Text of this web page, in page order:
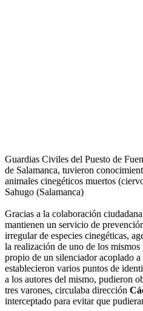
Guardias Civiles del Puesto de
de Salamanca, tuvieron
animales cinegéticos muertos
Sahugo (Salamanca)
Gracias a la colaboración
mantienen un servicio de
irregular de especies cinegéticas,
la realización de uno de los
propio de un silenciador acoplado
establecieron varios puntos de
a los autores del mismo, pudieron
tres varones, circulaba dirección
interceptado para evitar que